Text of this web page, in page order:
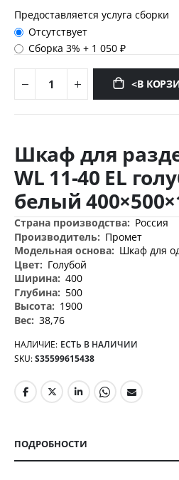
Предоставляется услуга сборки
Отсутствует
Сборка 3%+ 1 050 ₽
<В
к
началу
изображений
Шкаф для
WL 11-40 EL
белый
Дополнительная
информация
Россия
Промет
Шкаф для
Голубой
400
500
1900
38,76
НАЛИЧИЕ: ЕСТЬ В НАЛИЧИИ
SKU S35599615438
ПОДРОБНОСТИ